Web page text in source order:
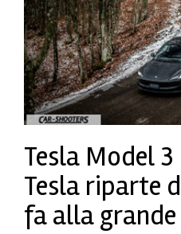
Tesla Model
Tesla riparte
fa alla grande